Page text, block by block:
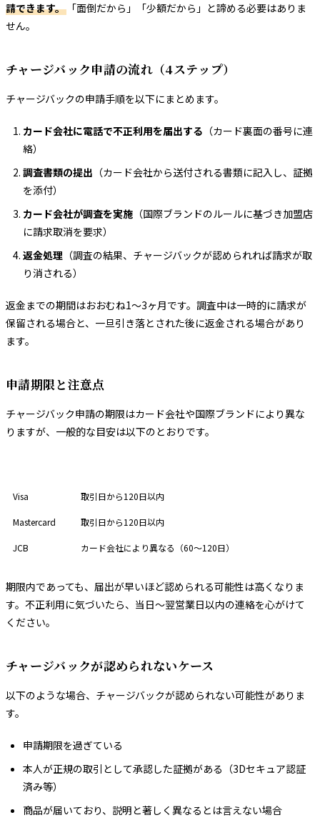
請できます。 「面倒だから」「少額だから」と諦める必要はありま
せん。
チャージバック申請の流れ（4ステップ）
チャージバックの申請手順を以下にまとめます。
カード会社に電話で不正利用を届出する （カード裏面の番号に連
絡）
調査書類の提出 （カード会社から送付される書類に記入し、証拠
を添付）
カード会社が調査を実施 （国際ブランドのルールに基づき加盟店
に請求取消を要求）
返金処理 （調査の結果、チャージバックが認められれば請求が取
り消される）
返金までの期間はおおむね1〜3ヶ月です。調査中は一時的に請求が
保留される場合と、一旦引き落とされた後に返金される場合があり
ます。
申請期限と注意点
チャージバック申請の期限はカード会社や国際ブランドにより異な
りますが、一般的な目安は以下のとおりです。
Visa 取引日から120日以内
Mastercard 取引日から120日以内
JCB カード会社により異なる（60〜120日）
期限内であっても、届出が早いほど認められる可能性は高くなりま
す。不正利用に気づいたら、当日〜翌営業日以内の連絡を心がけて
ください。
チャージバックが認められないケース
以下のような場合、チャージバックが認められない可能性がありま
す。
申請期限を過ぎている
本人が正規の取引として承認した証拠がある（3Dセキュア認証
済み等）
商品が届いており、説明と著しく異なるとは言えない場合